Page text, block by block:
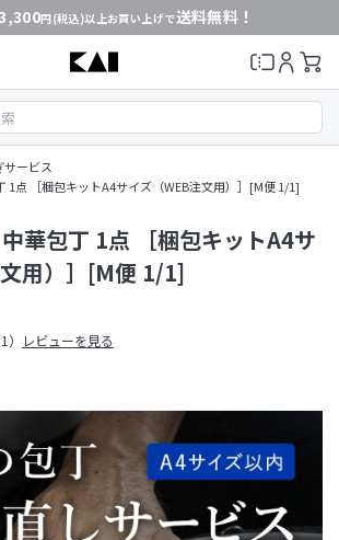
円(税込)以上お買い上げで送料無料！
サービス
1点 ［梱包キットA4サイズ（WEB注文用）］[M便 1/1]
1） レビューを見る
華包丁 1点 ［梱包キットA4サ
用）］[M便 1/1]